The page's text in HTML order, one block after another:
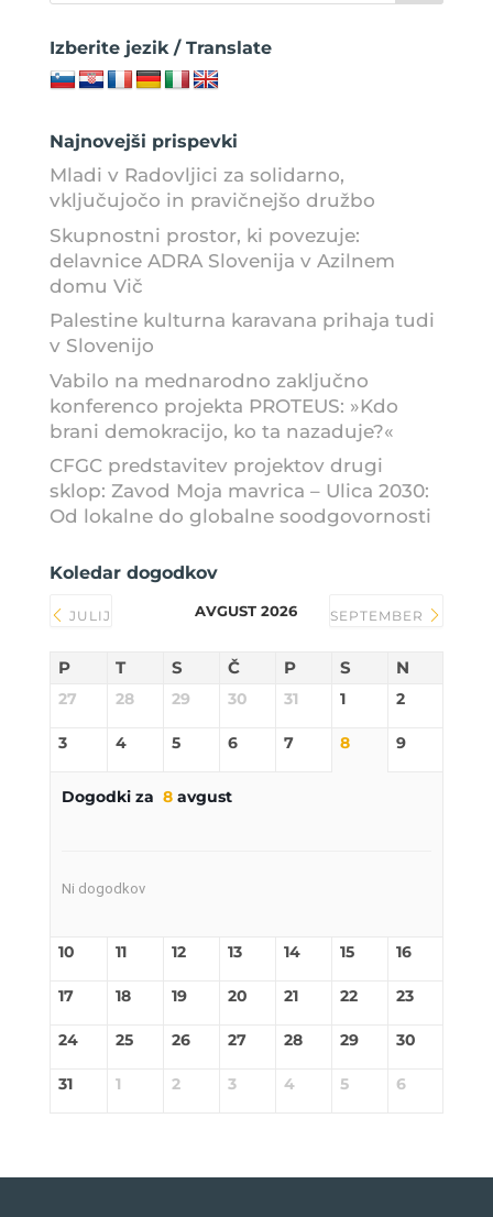
Izberite jezik / Translate
Najnovejši prispevki
Mladi v Radovljici za solidarno,
vključujočo in pravičnejšo družbo
Skupnostni prostor, ki povezuje:
delavnice ADRA Slovenija v Azilnem
domu Vič
Palestine kulturna karavana prihaja tudi
v Slovenijo
Vabilo na mednarodno zaključno
konferenco projekta PROTEUS: »Kdo
brani demokracijo, ko ta nazaduje?«
CFGC predstavitev projektov drugi
sklop: Zavod Moja mavrica – Ulica 2030:
Od lokalne do globalne soodgovornosti
Koledar dogodkov
JULIJ AVGUST 2026 SEPTEMBER
P T S Č P S N
27 28 29 30 31 1 2
3 4 5 6 7 8 9
Dogodki za 8avgust
Ni dogodkov
10 11 12 13 14 15 16
17 18 19 20 21 22 23
24 25 26 27 28 29 30
31 1 2 3 4 5 6